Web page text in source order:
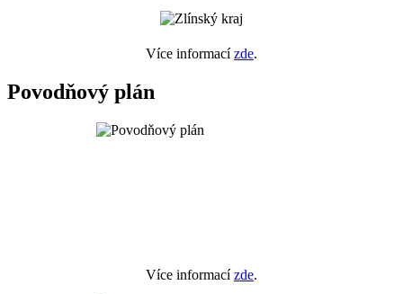
Více informacízde.
Povodňový plán
Více informacízde.